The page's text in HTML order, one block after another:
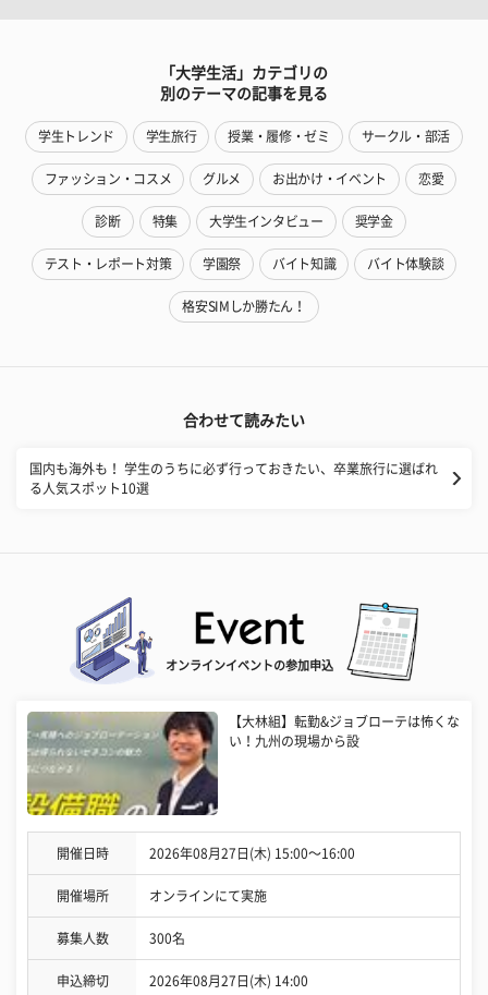
「大学生活」カテゴリの
別のテーマの記事を見る
学生トレンド 学生旅行 授業・履修・ゼミ サークル・部活
ファッション・コスメ グルメ お出かけ・イベント 恋愛
診断 特集 大学生インタビュー 奨学金
テスト・レポート対策 学園祭 バイト知識 バイト体験談
格安SIMしか勝たん！
合わせて読みたい
国内も海外も！ 学生のうちに必ず行っておきたい、卒業旅行に選ばれ
る人気スポット10選
オンラインイベントの参加申込
【大林組】転勤&ジョブローテは怖くな
い！九州の現場から設
開催日時 2026年08月27日(木) 15:00〜16:00
開催場所 オンラインにて実施
募集人数 300名
申込締切 2026年08月27日(木) 14:00